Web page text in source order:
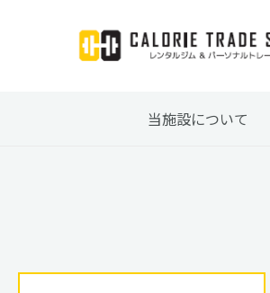
当施設について